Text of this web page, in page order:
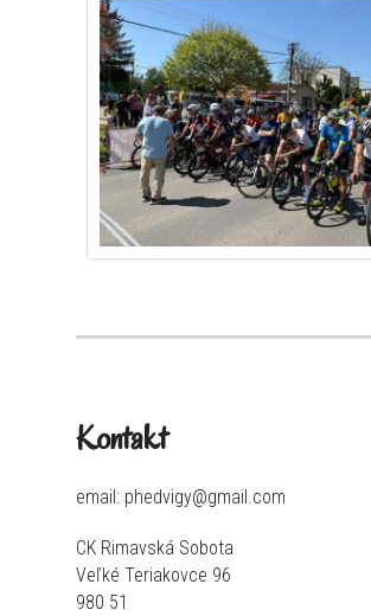
Kontakt
email: phedvigy@gmail.com
CK Rimavská Sobota
Veľké Teriakovce 96
980 51